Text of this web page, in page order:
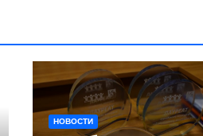
НОВОСТИ